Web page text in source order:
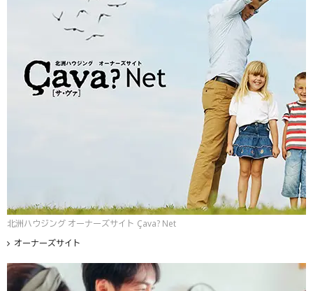
北洲ハウジング オーナーズサイト Çava? Net
オーナーズサイト